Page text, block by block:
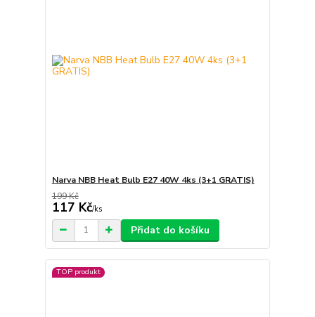
Narva NBB Heat Bulb E27 40W 4ks (3+1 GRATIS)
199 Kč
117 Kč/ks
Přidat do košíku
TOP produkt